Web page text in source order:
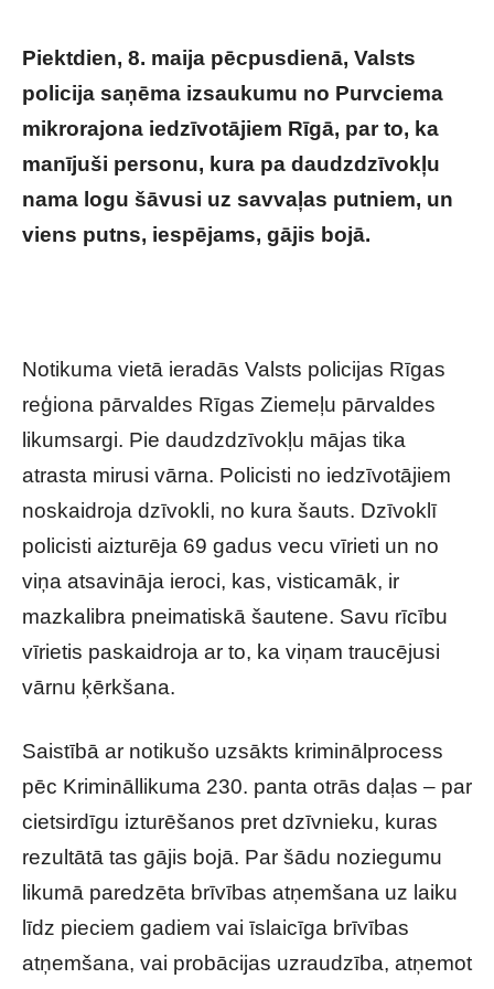
Piektdien, 8. maija pēcpusdienā, Valsts
policija saņēma izsaukumu no Purvciema
mikrorajona iedzīvotājiem Rīgā, par to, ka
manījuši personu, kura pa daudzdzīvokļu
nama logu šāvusi uz savvaļas putniem, un
viens putns, iespējams, gājis bojā.
Notikuma vietā ieradās Valsts policijas Rīgas
reģiona pārvaldes Rīgas Ziemeļu pārvaldes
likumsargi. Pie daudzdzīvokļu mājas tika
atrasta mirusi vārna. Policisti no iedzīvotājiem
noskaidroja dzīvokli, no kura šauts. Dzīvoklī
policisti aizturēja 69 gadus vecu vīrieti un no
viņa atsavināja ieroci, kas, visticamāk, ir
mazkalibra pneimatiskā šautene. Savu rīcību
vīrietis paskaidroja ar to, ka viņam traucējusi
vārnu ķērkšana.
Saistībā ar notikušo uzsākts kriminālprocess
pēc Krimināllikuma 230. panta otrās daļas – par
cietsirdīgu izturēšanos pret dzīvnieku, kuras
rezultātā tas gājis bojā. Par šādu noziegumu
likumā paredzēta brīvības atņemšana uz laiku
līdz pieciem gadiem vai īslaicīga brīvības
atņemšana, vai probācijas uzraudzība, atņemot